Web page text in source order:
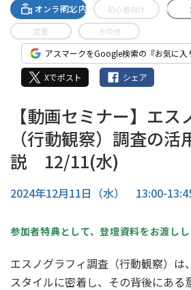
同じ内容のセミナーがご視聴い
オンライン 初心者向け
定量 その他
アスマークをGoogle検索の『お気に入
Xでポスト シェア
【動画セミナー】エス
（行動観察）調査の活
説 12/11(水)
2024年12月11日（水） 13:00-
参加者特典として、登壇資料をお渡しし
エスノグラフィ調査（行動観察）は
スタイルに密着し、その背後にある